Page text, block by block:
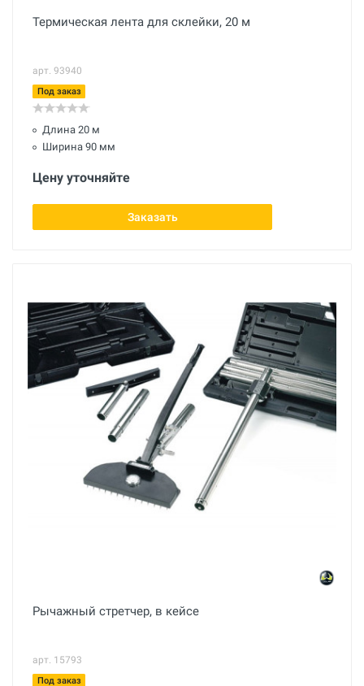
Термическая лента для склейки, 20 м
арт. 93940
Под заказ
Длина 20 м
Ширина 90 мм
Цену уточняйте
Заказать
Рычажный стретчер, в кейсе
арт. 15793
Под заказ